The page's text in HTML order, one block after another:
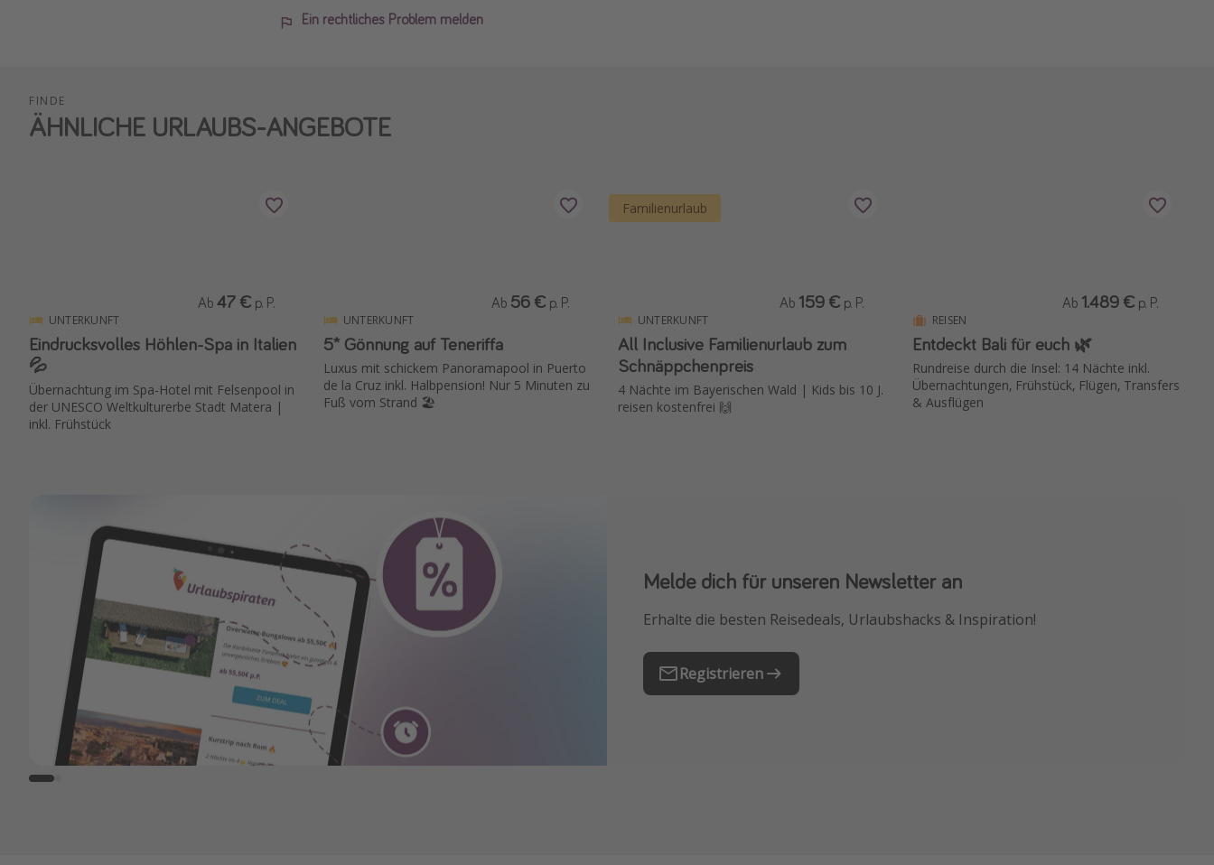
Ein rechtliches Problem melden
FINDE
ÄHNLICHE URLAUBS-ANGEBOTE
UNTERKUNFT
Eindrucksvolles Höhlen-Spa in Italien
💦
Übernachtung im Spa-Hotel mit Felsenpool in
der UNESCO Weltkulturerbe Stadt Matera |
inkl. Frühstück
Ab 47 € p. P.
UNTERKUNFT
5* Gönnung auf Teneriffa
Luxus mit schickem Panoramapool in Puerto
de la Cruz inkl. Halbpension! Nur 5 Minuten zu
Fuß vom Strand 🏖️
Ab 56 € p. P.
Familienurlaub
UNTERKUNFT
All Inclusive Familienurlaub zum
Schnäppchenpreis
4 Nächte im Bayerischen Wald | Kids bis 10 J.
reisen kostenfrei 🙌
Ab 159 € p. P.
REISEN
Entdeckt Bali für euch 🌿
Rundreise durch die Insel: 14 Nächte inkl.
Übernachtungen, Frühstück, Flügen, Transfers
& Ausflügen
Ab 1.489 € p. P.
Melde dich für unseren Newsletter an
Erhalte die besten Reisedeals, Urlaubshacks & Inspiration!
Registrieren
Downloade unsere App
Buche die besten Reiseschnäppchen als Erstes.